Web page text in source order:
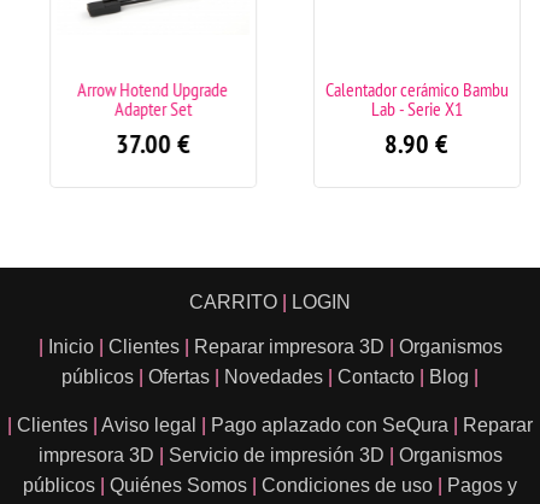
Arrow Hotend Upgrade
Adapter Set
37.00€
Calentador cerámico Bambu
Lab - Serie X1
8.90€
CARRITO LOGIN
Inicio Clientes Reparar impresora 3D
Organismos
públicos
Ofertas Novedades Contacto Blog
Clientes Aviso legal Pago aplazado con SeQura
Reparar
impresora 3D
Servicio de impresión 3D
Organismos
públicos
Quiénes Somos Condiciones de uso
Pagos y